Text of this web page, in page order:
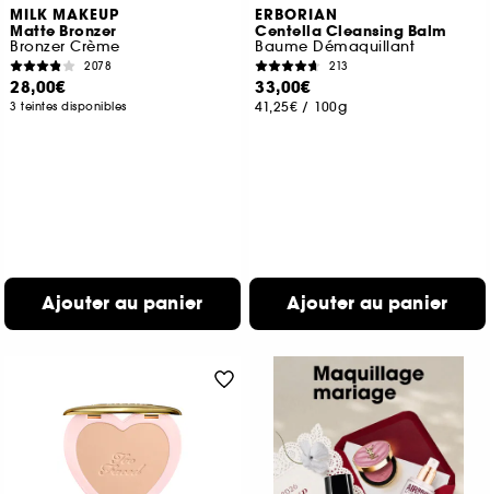
MILK MAKEUP
Matte Bronzer
Bronzer Crème
2078
28,00€
3 teintes disponibles
Ajouter au panier
ERBORIAN
Centella Cleansing Balm
Baume Démaquillant
213
33,00€
41,25€ / 100g
Ajouter au panier